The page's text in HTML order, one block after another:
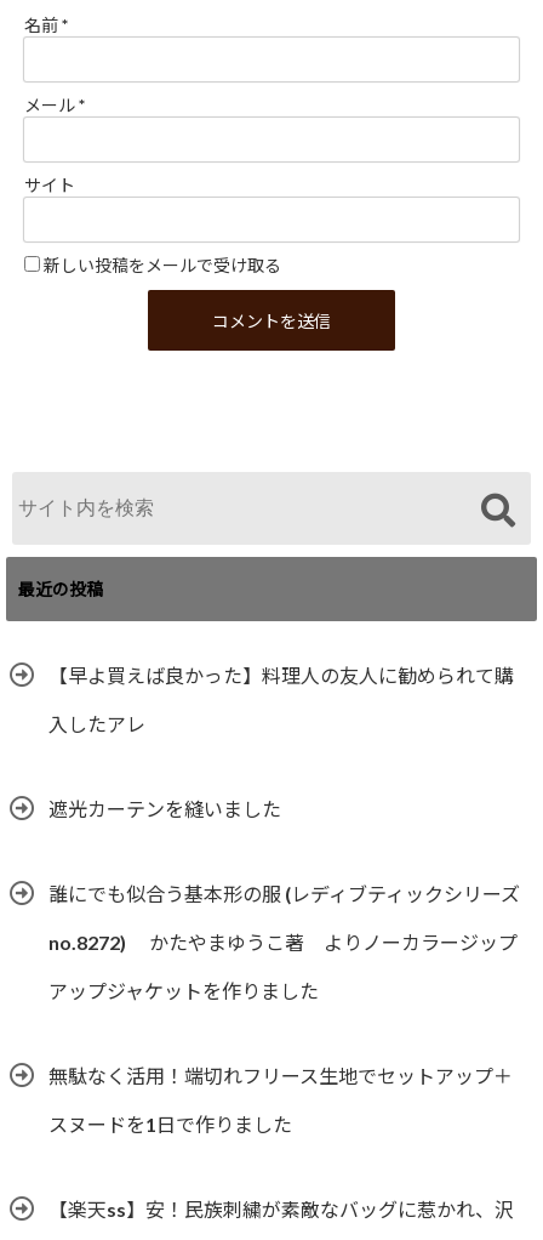
名前*
メール*
サイト
新しい投稿をメールで受け取る
最近の投稿
【早よ買えば良かった】料理人の友人に勧められて購
入したアレ
遮光カーテンを縫いました
誰にでも似合う基本形の服 (レディブティックシリーズ
no.8272) かたやまゆうこ著 よりノーカラージップ
アップジャケットを作りました
無駄なく活用！端切れフリース生地でセットアップ＋
スヌードを1日で作りました
【楽天ss】安！民族刺繍が素敵なバッグに惹かれ、沢